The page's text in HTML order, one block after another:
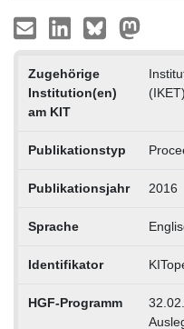
Zugehörige
Institution(en)
am KIT
(IKET)
Publikationstyp
Publikationsjahr 2016
Sprache
Identifikator
HGF-Programm